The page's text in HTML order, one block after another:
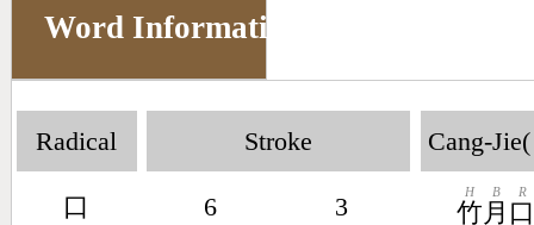
Word Information
Radical
口
Stroke
6 3
Cang-Jie(
竹
H
月
B R